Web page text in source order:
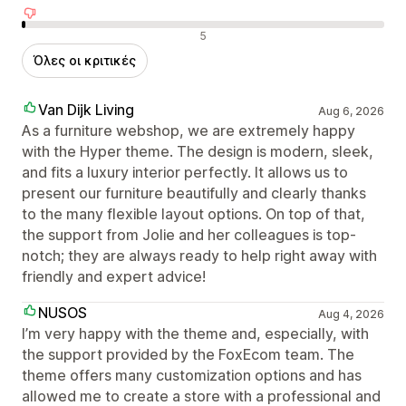
Αρνητικές κριτικές 5
Όλες οι κριτικές
Van Dijk Living Aug 6, 2026
As a furniture webshop, we are extremely happy
with the Hyper theme. The design is modern, sleek,
and fits a luxury interior perfectly. It allows us to
present our furniture beautifully and clearly thanks
to the many flexible layout options. On top of that,
the support from Jolie and her colleagues is top-
notch; they are always ready to help right away with
friendly and expert advice!
NUSOS
Aug 4, 2026
I’m very happy with the theme and, especially, with
the support provided by the FoxEcom team. The
theme offers many customization options and has
allowed me to create a store with a professional and